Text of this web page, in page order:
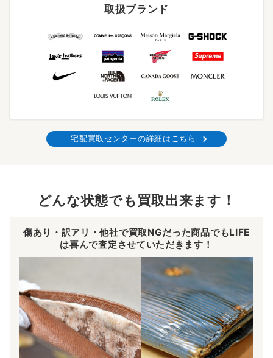
取扱ブランド
宅配買取センターの詳細はこちら
どんな状態でも買取出来ます！
傷あり・訳アリ・他社で買取NGだった商品でもLIFE
は喜んで査定させていただきます！